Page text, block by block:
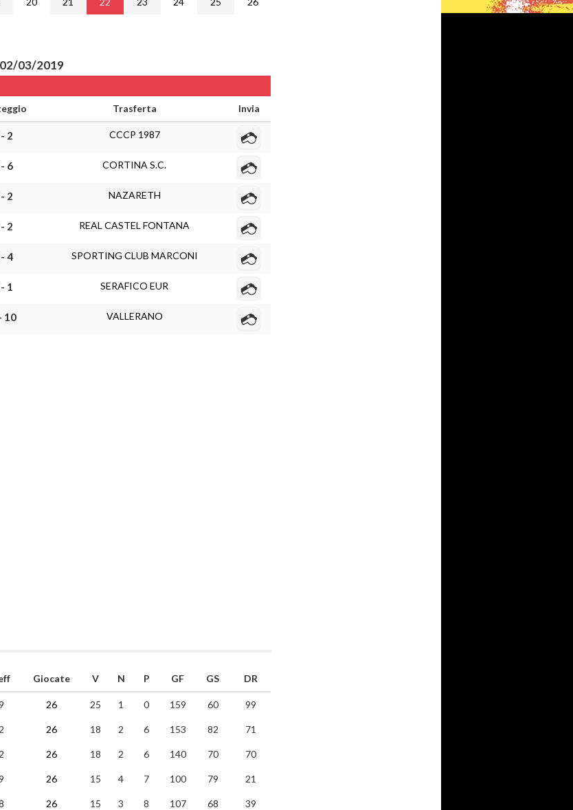
02/03/2019
Trasferta Invia
2 CCCP 1987
6 CORTINA S.C.
2 NAZARETH
2 REAL CASTEL FONTANA
4 SPORTING CLUB MARCONI
1 SERAFICO EUR
10 VALLERANO
Giocate V N P GF GS DR
26 25 1 0 159 60 99
26 18 2 6 153 82 71
26 18 2 6 140 70 70
26 15 4 7 100 79 21
26 15 3 8 107 68 39